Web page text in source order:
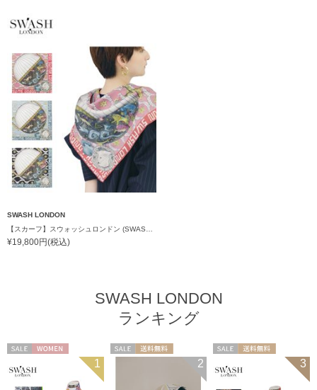
SWASH LONDON
¥19,800円(税込)
SWASH LONDON
ランキング
1 セール送料無料
2
WOMEN
3